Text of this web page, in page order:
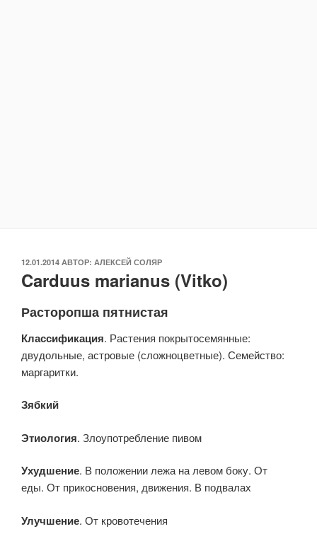
ОПУБЛИКОВАНО
12.01.2014 АВТОР: АЛЕКСЕЙ СОЛЯР
Carduus marianus (Vitko)
Расторопша пятнистая
Классификация. Растения покрытосемянные:
двудольные, астровые (сложноцветные). Семейство:
маргаритки.
Зябкий
Этиология. Злоупотребление пивом
Ухудшение. В положении лежа на левом боку. От
еды. От прикосновения, движения. В подвалах
Улучшение. От кровотечения